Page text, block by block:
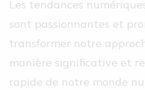
Les tendances
sont passionnantes et
transformer notre
manière significative et
rapide de notre monde